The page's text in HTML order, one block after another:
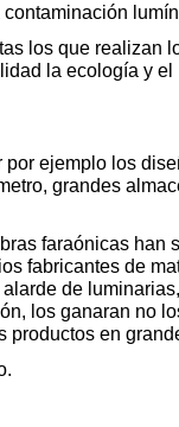
los que realizan
la ecología y
por ejemplo los
grandes
faraónicas han
fabricantes de
de
los ganaran no
productos en